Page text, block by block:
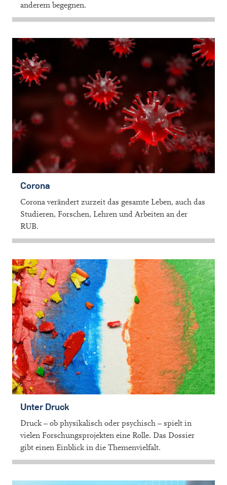
anderem begegnen.
Corona
Corona verändert zurzeit das gesamte Leben, auch das
Studieren, Forschen, Lehren und Arbeiten an der
RUB.
Unter Druck
Druck – ob physikalisch oder psychisch – spielt in
vielen Forschungsprojekten eine Rolle. Das Dossier
gibt einen Einblick in die Themenvielfalt.